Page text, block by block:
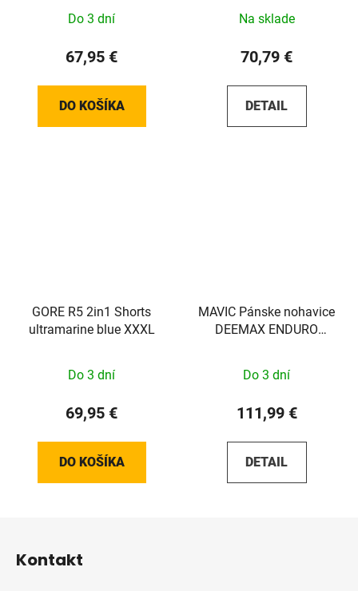
Do 3 dní
67,95 €
DO KOŠÍKA
Na sklade
70,79 €
DETAIL
GORE R5 2in1 Shorts
ultramarine blue XXXL
Do 3 dní
69,95 €
DO KOŠÍKA
MAVIC Pánske nohavice
DEEMAX ENDURO
Do 3 dní
111,99 €
DETAIL
Kontakt